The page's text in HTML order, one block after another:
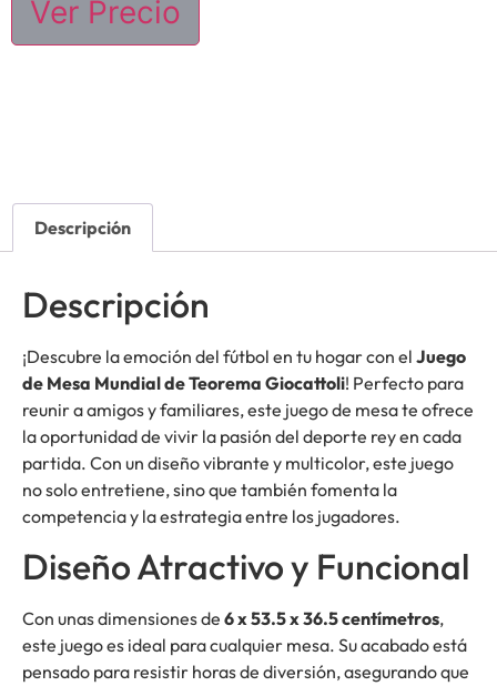
Ver Precio
Descripción
Descripción
¡Descubre la emoción del fútbol en tu hogar con el Juego
de Mesa Mundial de Teorema Giocattoli! Perfecto para
reunir a amigos y familiares, este juego de mesa te ofrece
la oportunidad de vivir la pasión del deporte rey en cada
partida. Con un diseño vibrante y multicolor, este juego
no solo entretiene, sino que también fomenta la
competencia y la estrategia entre los jugadores.
Diseño Atractivo y Funcional
Con unas dimensiones de 6 x 53.5 x 36.5 centímetros,
este juego es ideal para cualquier mesa. Su acabado está
pensado para resistir horas de diversión, asegurando que